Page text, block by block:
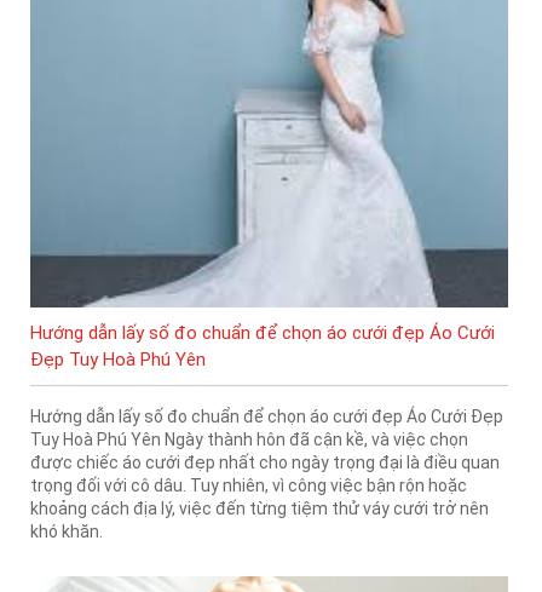
Hướng dẫn lấy số đo chuẩn để chọn áo cưới đẹp Áo Cưới
Đẹp Tuy Hoà Phú Yên
Hướng dẫn lấy số đo chuẩn để chọn áo cưới đẹp Áo Cưới Đẹp
Tuy Hoà Phú Yên Ngày thành hôn đã cận kề, và việc chọn
được chiếc áo cưới đẹp nhất cho ngày trọng đại là điều quan
trọng đối với cô dâu. Tuy nhiên, vì công việc bận rộn hoặc
khoảng cách địa lý, việc đến từng tiệm thử váy cưới trở nên
khó khăn.